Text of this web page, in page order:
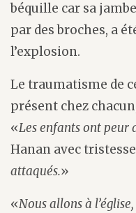
béquille car sa
par des broches, a
l’explosion.
Le traumatisme de
présent chez
«Les enfants ont peur
Hanan avec
attaqués.»
«Nous allons à